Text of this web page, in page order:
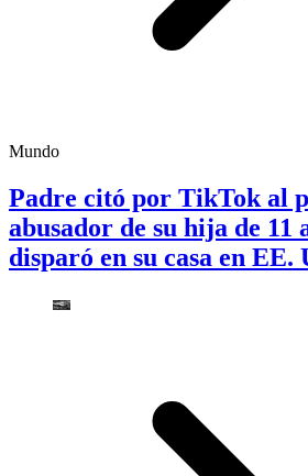
Mundo
Padre citó por TikTok al
abusador de su hija de 11
disparó en su casa en EE.